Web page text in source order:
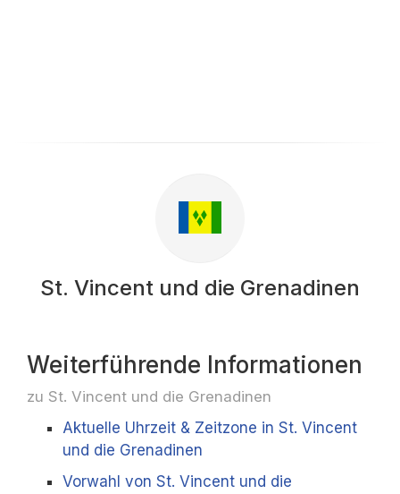
St. Vincent und die Grenadinen
Weiterführende Informationen
zu St. Vincent und die Grenadinen
Aktuelle Uhrzeit & Zeitzone in St. Vincent
und die Grenadinen
Vorwahl von St. Vincent und die